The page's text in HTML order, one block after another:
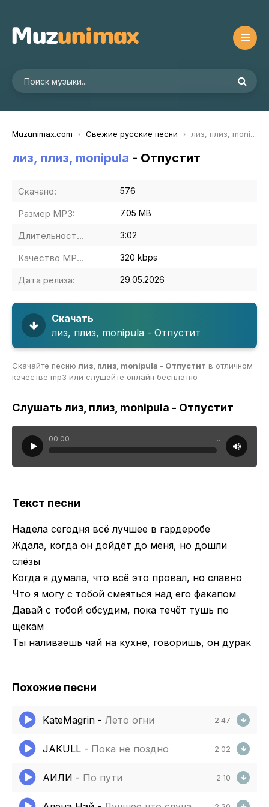
Muzunimax.com Свежие русские песни лиз, плиз, monipula - Отпустит
лиз, плиз, monipula - Отпустит
Скачано: 576
Размер MP3: 7.05 MB
Длительность MP3: 3:02
Качество MP3: 320 kbps
Дата релиза: 29.05.2026
Скачать
лиз, плиз, monipula - Отпустит
Скачайте песню лиз, плиз, monipula - Отпустит в отличном
качестве mp3 или слушайте онлайн бесплатно
Слушать лиз, плиз, monipula - Отпустит
00:00 ...
Текст песни
Надела сегодня всё лучшее в гардеробе
Ждала, когда он дойдёт до меня, но дошли
слёзы
Когда я думала, что всё это провал, но славно
Что я могу с тобой смеяться над его факапом
Давай с тобой обсудим, пока течёт тушь по
щекам
Ты наливаешь чай на кухне, говоришь, он дурак
Похожие песни
KateMagrin - Лето огни 2:47
JAKULL - Пока не поздно 2:02
АИЛИ - По пути 2:10